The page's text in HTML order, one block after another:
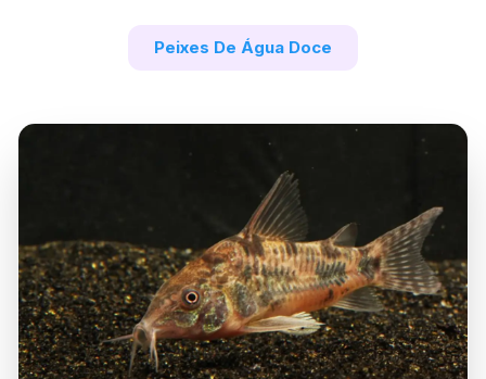
Peixes De Água Doce